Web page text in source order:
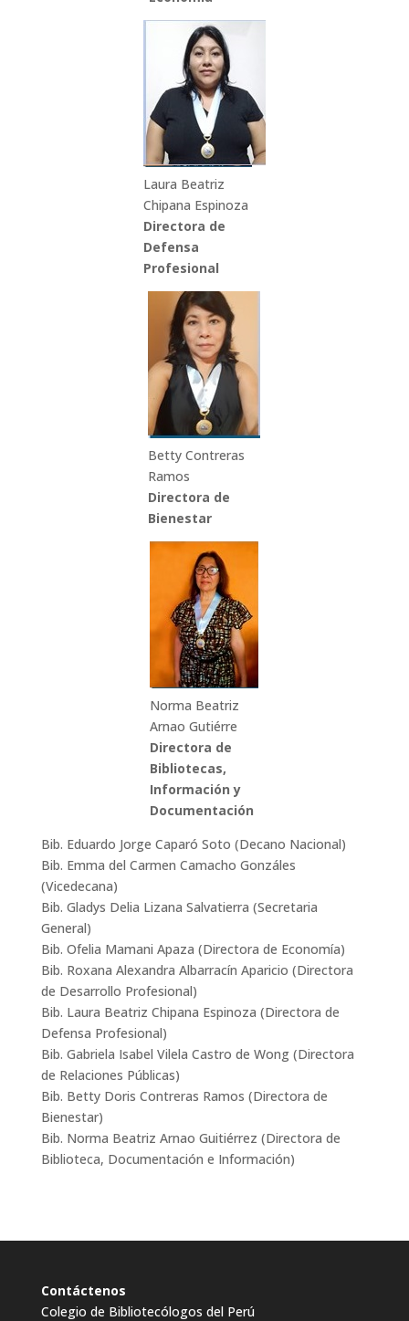
Laura Beatriz
Chipana Espinoza
Directora de
Defensa
Profesional
Betty Contreras
Ramos
Directora de
Bienestar
Norma Beatriz
Arnao Gutiérre
Directora de
Bibliotecas,
Información y
Documentación
Bib. Eduardo Jorge Caparó Soto (Decano Nacional)
Bib. Emma del Carmen Camacho Gonzáles
(Vicedecana)
Bib. Gladys Delia Lizana Salvatierra (Secretaria
General)
Bib. Ofelia Mamani Apaza (Directora de Economía)
Bib. Roxana Alexandra Albarracín Aparicio (Directora
de Desarrollo Profesional)
Bib. Laura Beatriz Chipana Espinoza (Directora de
Defensa Profesional)
Bib. Gabriela Isabel Vilela Castro de Wong (Directora
de Relaciones Públicas)
Bib. Betty Doris Contreras Ramos (Directora de
Bienestar)
Bib. Norma Beatriz Arnao Guitiérrez (Directora de
Biblioteca, Documentación e Información)
Contáctenos
Colegio de Bibliotecólogos del Perú